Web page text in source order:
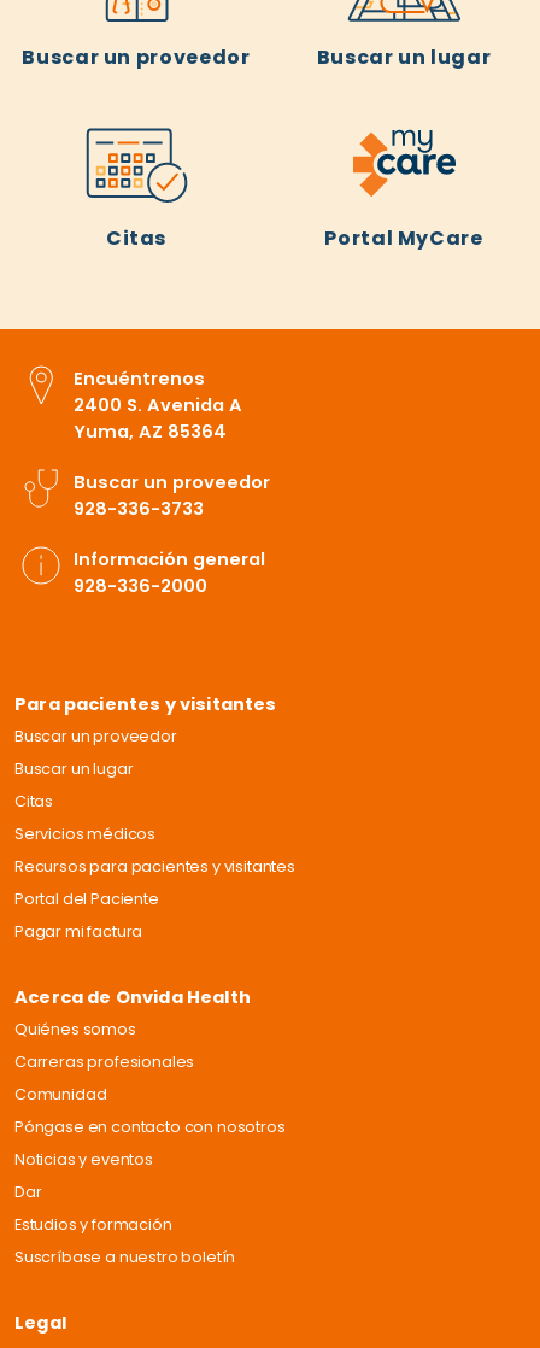
Buscar un proveedor Buscar un lugar
Citas Portal MyCare
Encuéntrenos
2400 S. Avenida A
Yuma, AZ 85364
Buscar un proveedor
928-336-3733
Información general
928-336-2000
Para pacientes y visitantes
Buscar un proveedor
Buscar un lugar
Citas
Servicios médicos
Recursos para pacientes y visitantes
Portal del Paciente
Pagar mi factura
Acerca de Onvida Health
Quiénes somos
Carreras profesionales
Comunidad
Póngase en contacto con nosotros
Noticias y eventos
Dar
Estudios y formación
Suscríbase a nuestro boletín
Legal